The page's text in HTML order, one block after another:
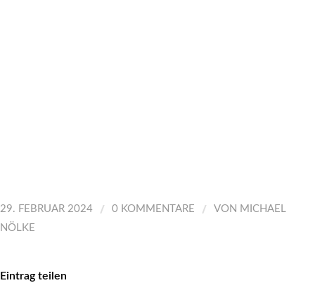
29. FEBRUAR 2024 / 0 KOMMENTARE / VON MICHAEL
NÖLKE
Eintrag teilen